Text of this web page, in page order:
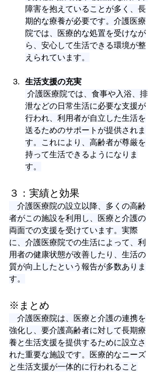
障害を抱えていることが多く、長
期的な療養が必要です。介護医療
院では、医療的な処置を受けなが
ら、安心して生活できる環境が整
えられています。
生活支援の充実
泄などの日常生活に必要な支援が
行われ、利用者が自立した生活を
送るためのサポートが提供されま
す。これにより、高齢者が尊厳を
持って生活できるようになりま
す。
３：実績と効果
介護医療院の設立以降、多くの高齢
者がこの施設を利用し、医療と介護の
両面での支援を受けています。実際
に、介護医療院での生活によって、利
用者の健康状態が改善したり、生活の
質が向上したという報告が多数ありま
す。
※まとめ
介護医療院は、医療と介護の連携を
強化し、要介護高齢者に対して長期療
養と生活支援を提供するために設立さ
れた重要な施設です。医療的なニーズ
と生活支援が一体的に行われること